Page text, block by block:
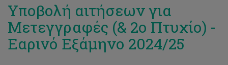
Υποβολή αιτήσεων για
Μετεγγραφές (& 2ο Πτυχίο) -
Εαρινό Εξάμηνο 2024/25